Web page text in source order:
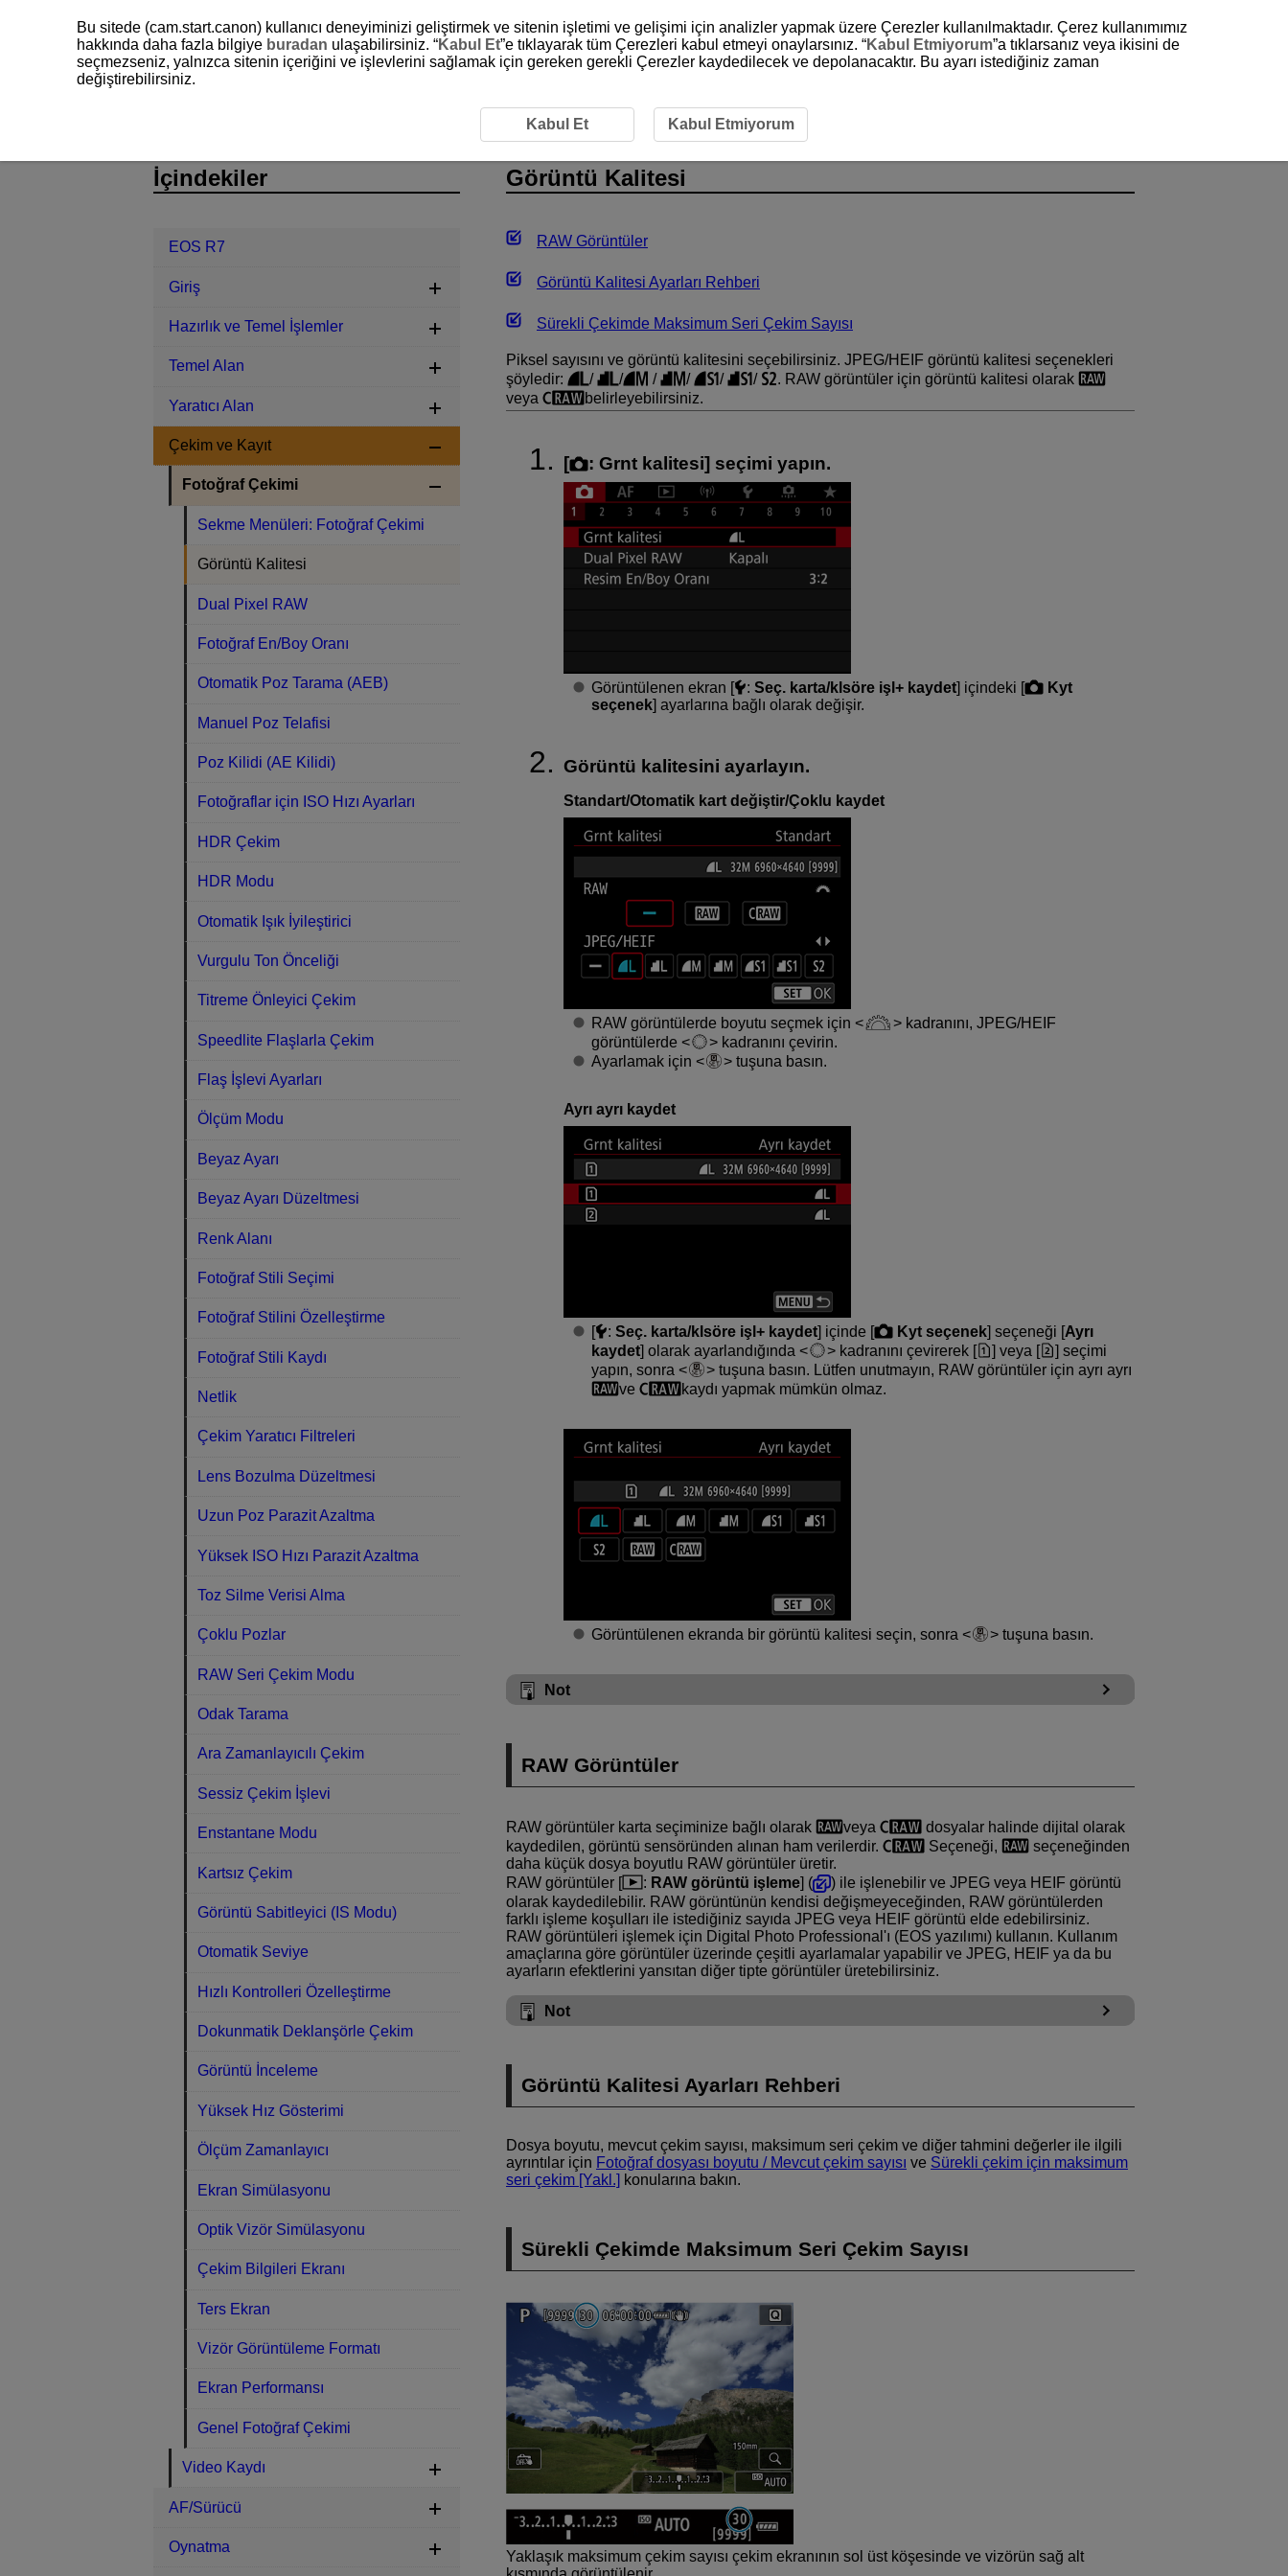
Görüntü Kalitesi
RAW Görüntüler
Görüntü Kalitesi Ayarları Rehberi
Sürekli Çekimde Maksimum Seri Çekim Sayısı
Piksel sayısını ve görüntü kalitesini seçebilirsiniz. JPEG/HEIF görüntü kalitesi seçenekleri
şöyledir:
/ / / / / /
. RAW görüntüler için görüntü kalitesi olarak
veya
belirleyebilirsiniz.
[ : Grnt kalitesi] seçimi yapın.
Görüntülenen ekran [ : Seç. karta/klsöre işl+ kaydet] içindeki [
Kyt
seçenek] ayarlarına bağlı olarak değişir.
Görüntü kalitesini ayarlayın.
Standart/Otomatik kart değiştir/Çoklu kaydet
RAW görüntülerde boyutu seçmek için
kadranını, JPEG/HEIF
görüntülerde
kadranını çevirin.
Ayarlamak için
tuşuna basın.
Ayrı ayrı kaydet
[ : Seç. karta/klsöre işl+ kaydet] içinde [ Kyt seçenek] seçeneği [Ayrı
kaydet] olarak ayarlandığında kadranını çevirerek [ ] veya [
] seçimi
yapın, sonra
tuşuna basın. Lütfen unutmayın, RAW görüntüler için ayrı ayrı
ve
kaydı yapmak mümkün olmaz.
Görüntülenen ekranda bir görüntü kalitesi seçin, sonra tuşuna basın.
Not
RAW Görüntüler
RAW görüntüler karta seçiminize bağlı olarak veya
dosyalar halinde dijital olarak
kaydedilen, görüntü sensöründen alınan ham verilerdir.
Seçeneği,
seçeneğinden
daha küçük dosya boyutlu RAW görüntüler üretir.
RAW görüntüler [
: RAW görüntü işleme] (
) ile işlenebilir ve JPEG veya HEIF görüntü
olarak kaydedilebilir. RAW görüntünün kendisi değişmeyeceğinden, RAW görüntülerden
farklı işleme koşulları ile istediğiniz sayıda JPEG veya HEIF görüntü elde edebilirsiniz.
RAW görüntüleri işlemek için Digital Photo Professional'ı (EOS yazılımı) kullanın. Kullanım
amaçlarına göre görüntüler üzerinde çeşitli ayarlamalar yapabilir ve JPEG, HEIF ya da bu
ayarların efektlerini yansıtan diğer tipte görüntüler üretebilirsiniz.
Not
Görüntü Kalitesi Ayarları Rehberi
Dosya boyutu, mevcut çekim sayısı, maksimum seri çekim ve diğer tahmini değerler ile ilgili
ayrıntılar için Fotoğraf dosyası boyutu / Mevcut çekim sayısı ve Sürekli çekim için maksimum
seri çekim [Yakl.]
konularına bakın.
Sürekli Çekimde Maksimum Seri Çekim Sayısı
Yaklaşık maksimum çekim sayısı çekim ekranının sol üst köşesinde ve vizörün sağ alt
İçindekiler
EOS R7
Giriş
Hazırlık ve Temel İşlemler
Temel Alan
Yaratıcı Alan
Çekim ve Kayıt
Fotoğraf Çekimi
Sekme Menüleri: Fotoğraf Çekimi
Görüntü Kalitesi
Dual Pixel RAW
Fotoğraf En/Boy Oranı
Otomatik Poz Tarama (AEB)
Manuel Poz Telafisi
Poz Kilidi (AE Kilidi)
Fotoğraflar için ISO Hızı Ayarları
HDR Çekim
HDR Modu
Otomatik Işık İyileştirici
Vurgulu Ton Önceliği
Titreme Önleyici Çekim
Speedlite Flaşlarla Çekim
Flaş İşlevi Ayarları
Ölçüm Modu
Beyaz Ayarı
Beyaz Ayarı Düzeltmesi
Renk Alanı
Fotoğraf Stili Seçimi
Fotoğraf Stilini Özelleştirme
Fotoğraf Stili Kaydı
Netlik
Çekim Yaratıcı Filtreleri
Lens Bozulma Düzeltmesi
Uzun Poz Parazit Azaltma
Yüksek ISO Hızı Parazit Azaltma
Toz Silme Verisi Alma
Çoklu Pozlar
RAW Seri Çekim Modu
Odak Tarama
Ara Zamanlayıcılı Çekim
Sessiz Çekim İşlevi
Enstantane Modu
Kartsız Çekim
Görüntü Sabitleyici (IS Modu)
Otomatik Seviye
Hızlı Kontrolleri Özelleştirme
Dokunmatik Deklanşörle Çekim
Görüntü İnceleme
Yüksek Hız Gösterimi
Ölçüm Zamanlayıcı
Ekran Simülasyonu
Optik Vizör Simülasyonu
Çekim Bilgileri Ekranı
Ters Ekran
Vizör Görüntüleme Formatı
Ekran Performansı
Genel Fotoğraf Çekimi
Video Kaydı
AF/Sürücü
Oynatma
Bu sitede (cam.start.canon) kullanıcı deneyiminizi geliştirmek ve sitenin işletimi ve gelişimi için analizler yapmak üzere Çerezler kullanılmaktadır. Çerez kullanımımız
hakkında daha fazla bilgiye buradan ulaşabilirsiniz. “Kabul Et”e tıklayarak tüm Çerezleri kabul etmeyi onaylarsınız. “Kabul Etmiyorum”a tıklarsanız veya ikisini de
seçmezseniz, yalnızca sitenin içeriğini ve işlevlerini sağlamak için gereken gerekli Çerezler kaydedilecek ve depolanacaktır. Bu ayarı istediğiniz zaman
değiştirebilirsiniz.
Kabul Et Kabul Etmiyorum